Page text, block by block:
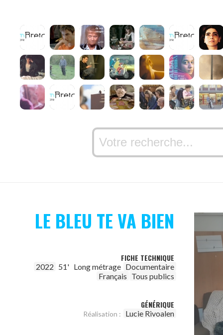
LE BLEU TE VA BIEN
FICHE TECHNIQUE
2022 51' Long métrage Documentaire
Français Tous publics
GÉNÉRIQUE
Réalisation : Lucie Rivoalen